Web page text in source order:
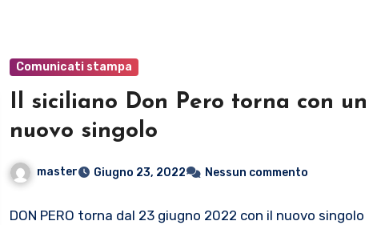
Comunicati stampa
Il siciliano Don Pero torna con un
nuovo singolo
master Giugno 23, 2022 Nessun commento
DON PERO torna dal 23 giugno 2022 con il nuovo singolo